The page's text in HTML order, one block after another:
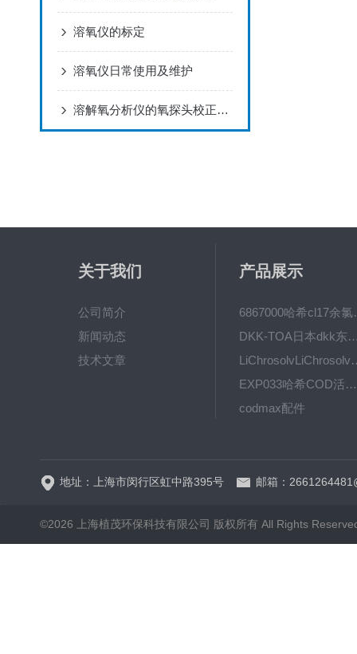
溶氧仪的标定
溶氧仪日常使用及维护
溶解氧分析仪的氧探头校正注意事项
关于我们
公司简介
新闻动态
技术文章
产品展示
6867000
DKK-TOA日本dkk东亚电
EXP033哈希COD活塞泵价格 EXP033
codmax配件
地址：上海市闵行区虹中路395号 邮箱：
©2026 上海植茂环保科技有限公司 版权所有 All Rights